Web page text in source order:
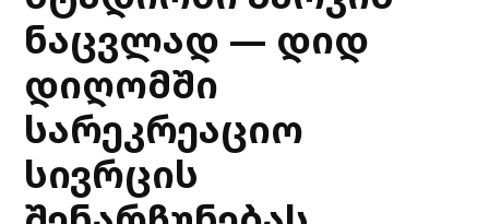
ნაცვლად — დიდ
დიღომში
სარეკრეაციო
სივრცის